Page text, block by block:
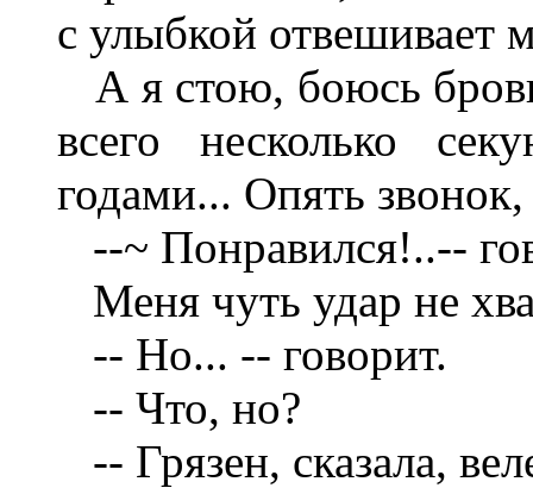
с улыбкой отвешивает
А я стою, боюсь
всего несколько
годами... Опять
--~ Понравился!..--
Меня чуть удар не
-- Но... -- говорит.
-- Что, но?
-- Грязен, сказала,